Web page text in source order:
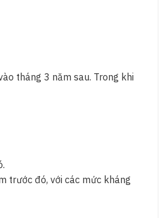
tháng 3 năm sau. Trong khi
trước đó, với các mức kháng